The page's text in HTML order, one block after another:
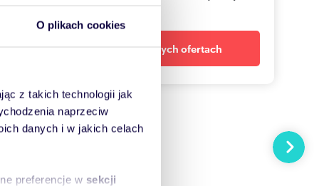
O plikach cookies
z takich technologii jak
naprzeciw
danych i w jakich celach
preferencje w sekcji
Powiadom o nowych ofertach